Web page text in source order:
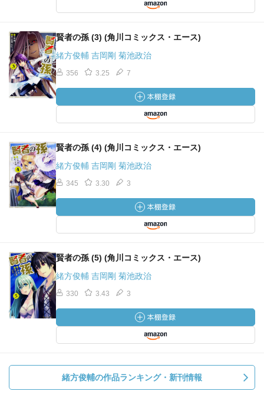
賢者の孫 (3) (角川コミックス・エース)
緒方俊輔 吉岡剛 菊池政治
356 3.25 7
賢者の孫 (4) (角川コミックス・エース)
緒方俊輔 吉岡剛 菊池政治
345 3.30 3
賢者の孫 (5) (角川コミックス・エース)
緒方俊輔 吉岡剛 菊池政治
330 3.43 3
緒方俊輔の作品ランキング・新刊情報